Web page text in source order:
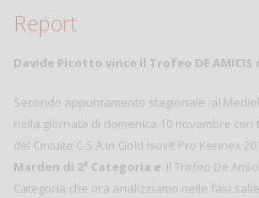
Report
Davide Picotto vince il Trofeo DE AMICIS
Secondo appuntamento stagionale al
nella giornata di domenica 10 novembre con
del Circuito C.S.A.In Gold Isovit Pro Kennex
Marden di 2a Categoria e il Trofeo De
Categoria che ora analizziamo nelle fasi